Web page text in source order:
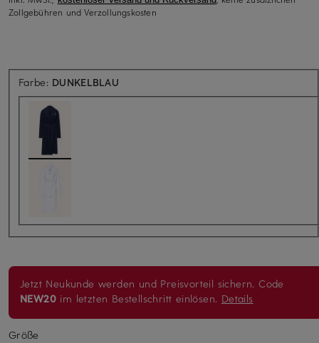
Zollgebühren und Verzollungskosten
Farbe: DUNKELBLAU
Jetzt Neukunde werden und Preisvorteil sichern. Code
NEW20 im letzten Bestellschritt einlösen. Details
Größe